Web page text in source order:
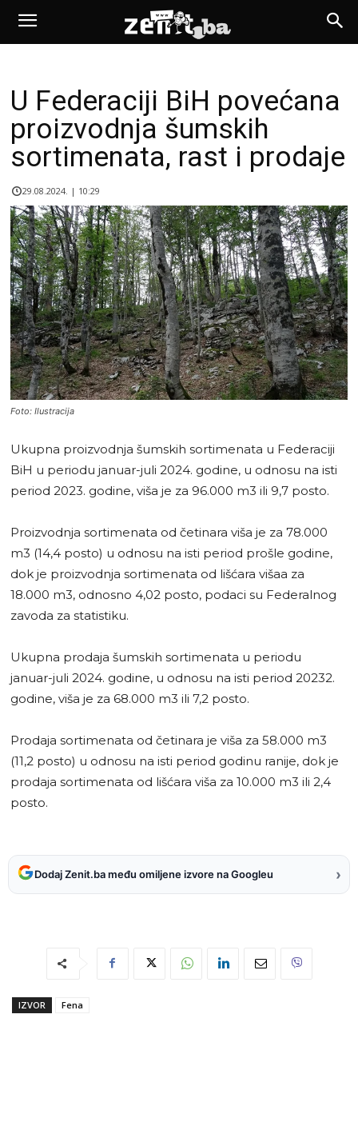
U Federaciji BiH povećana
proizvodnja šumskih
sortimenata, rast i prodaje
29.08.2024. | 10:29
Foto: Ilustracija
Ukupna proizvodnja šumskih sortimenata u Federaciji
BiH u periodu januar-juli 2024. godine, u odnosu na isti
period 2023. godine, viša je za 96.000 m3 ili 9,7 posto.
Proizvodnja sortimenata od četinara viša je za 78.000
m3 (14,4 posto) u odnosu na isti period prošle godine,
dok je proizvodnja sortimenata od lišćara višaa za
18.000 m3, odnosno 4,02 posto, podaci su Federalnog
zavoda za statistiku.
Ukupna prodaja šumskih sortimenata u periodu
januar-juli 2024. godine, u odnosu na isti period 20232.
godine, viša je za 68.000 m3 ili 7,2 posto.
Prodaja sortimenata od četinara je viša za 58.000 m3
(11,2 posto) u odnosu na isti period godinu ranije, dok je
prodaja sortimenata od lišćara viša za 10.000 m3 ili 2,4
posto.
Dodaj Zenit.ba među omiljene izvore na Googleu ›
IZVOR Fena